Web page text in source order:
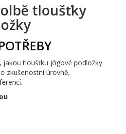
tloušťky
jakou tloušťku jógové podložky
zkušenostní úrovně,